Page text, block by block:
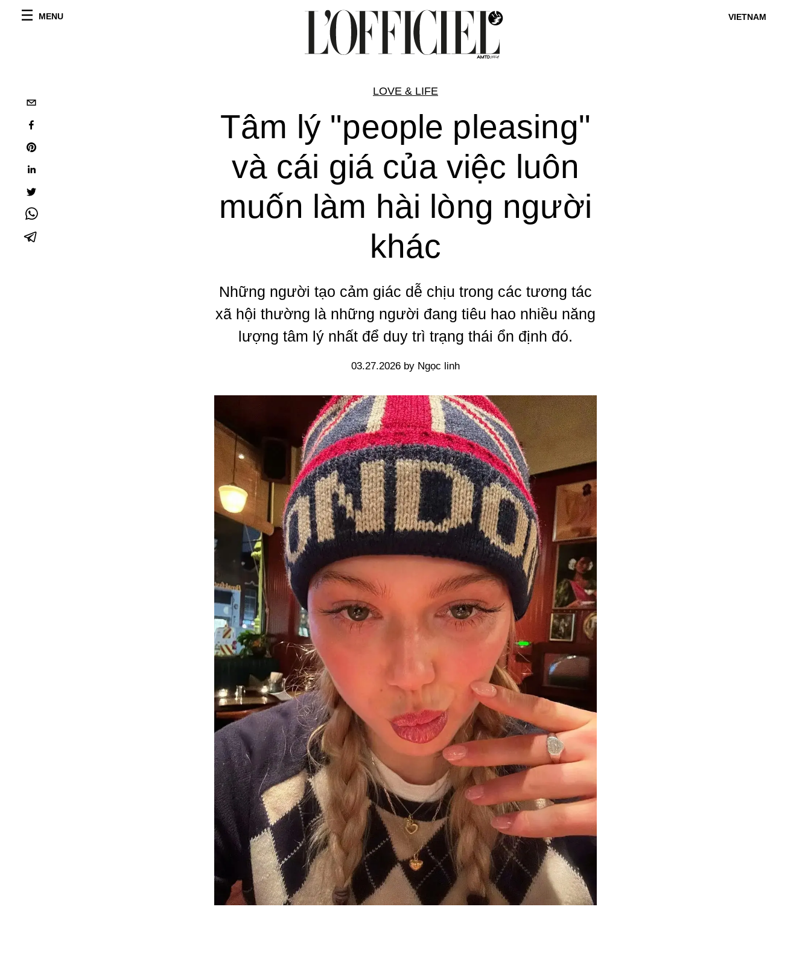
MENU VIETNAM
LOVE & LIFE
Tâm lý "people pleasing"
và cái giá của việc luôn
muốn làm hài lòng người
khác
Những người tạo cảm giác dễ chịu trong các tương tác
xã hội thường là những người đang tiêu hao nhiều năng
lượng tâm lý nhất để duy trì trạng thái ổn định đó.
03.27.2026 by Ngọc linh